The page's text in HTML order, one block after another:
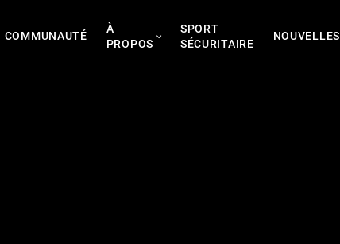
COMMUNAUTÉ
À
PROPOS
SPORT
SÉCURITAIRE
NOUVELLES